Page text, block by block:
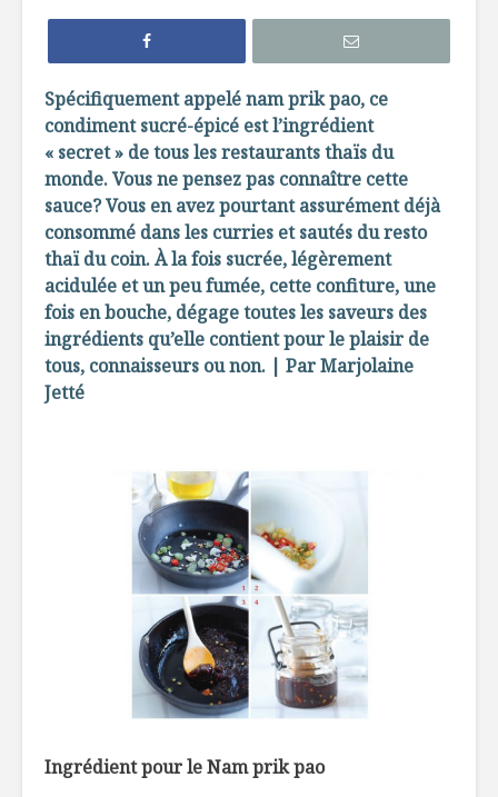
Spécifiquement appelé nam prik pao, ce
condiment sucré-épicé est l’ingrédient
« secret » de tous les restaurants thaïs du
monde. Vous ne pensez pas connaître cette
sauce? Vous en avez pourtant assurément déjà
consommé dans les curries et sautés du resto
thaï du coin. À la fois sucrée, légèrement
acidulée et un peu fumée, cette confiture, une
fois en bouche, dégage toutes les saveurs des
ingrédients qu’elle contient pour le plaisir de
tous, connaisseurs ou non. | Par Marjolaine
Jetté
Ingrédient pour le Nam prik pao
Comment faire son
propre yogourt
maison
main
Tiramisu aux
fraises et au
Limoncello
Mettre le Québec
dans votre
assiette
l’épicerie
tendance